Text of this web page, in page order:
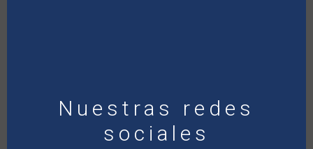
Nuestras redes
sociales